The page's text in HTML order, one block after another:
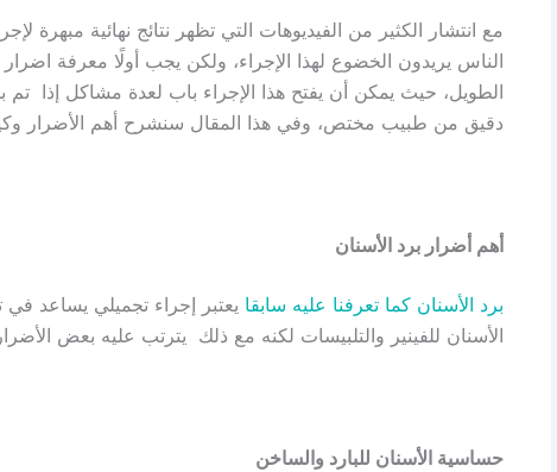
مع انتشار الكثير من الفيديوهات التي تظهر نتائج نهائية مبهرة
الناس يريدون الخضوع لهذا الإجراء، ولكن يجب أولًا معرفة
الطويل، حيث يمكن أن يفتح هذا الإجراء باب لعدة مشاكل إذا تم
دقيق من طبيب مختص، وفي هذا المقال سنشرح أهم الأضرار
أهم أضرار برد الأسنان
برد الأسنان كما تعرفنا عليه سابقا يعتبر إجراء تجميلي يساعد
الأسنان للفينير والتلبيسات لكنه مع ذلك يترتب عليه بعض
حساسية الأسنان للبارد والساخن